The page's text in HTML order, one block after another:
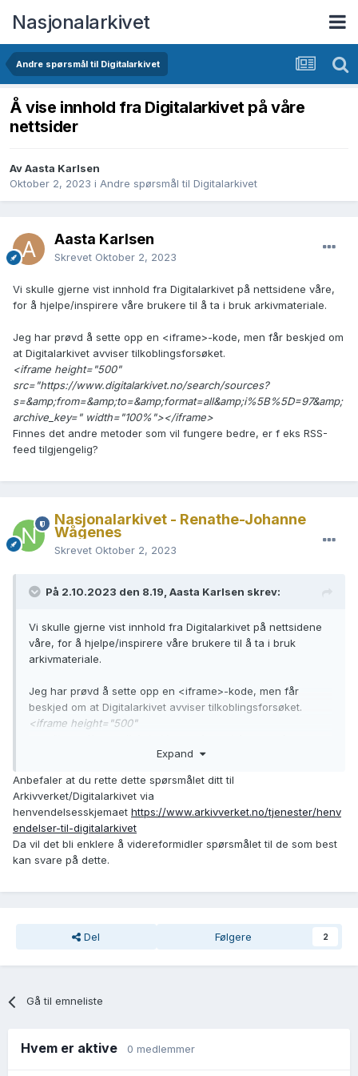
Nasjonalarkivet
Andre spørsmål til Digitalarkivet
Å vise innhold fra Digitalarkivet på våre
nettsider
Av Aasta Karlsen
Oktober 2, 2023 i Andre spørsmål til Digitalarkivet
Aasta Karlsen
Skrevet Oktober 2, 2023
Vi skulle gjerne vist innhold fra Digitalarkivet på nettsidene våre,
for å hjelpe/inspirere våre brukere til å ta i bruk arkivmateriale.
Jeg har prøvd å sette opp en <iframe>-kode, men får beskjed om
at Digitalarkivet avviser tilkoblingsforsøket.
<iframe height="500"
src="https://www.digitalarkivet.no/search/sources?
s=&amp;from=&amp;to=&amp;format=all&amp;i%5B%5D=97&amp;
archive_key=" width="100%"></iframe>
Finnes det andre metoder som vil fungere bedre, er f eks RSS-
feed tilgjengelig?
Nasjonalarkivet - Renathe-Johanne
Wågenes
Skrevet Oktober 2, 2023
På 2.10.2023 den 8.19, Aasta Karlsen skrev:
Vi skulle gjerne vist innhold fra Digitalarkivet på nettsidene
våre, for å hjelpe/inspirere våre brukere til å ta i bruk
arkivmateriale.
Jeg har prøvd å sette opp en <iframe>-kode, men får
beskjed om at Digitalarkivet avviser tilkoblingsforsøket.
<iframe height="500"
s=&amp;from=&amp;to=&amp;format=all&amp;i%5B%5D=97
Finnes det andre metoder som vil fungere bedre, er f eks
RSS-feed tilgjengelig?
Expand
Anbefaler at du rette dette spørsmålet ditt til
Arkivverket/Digitalarkivet via
henvendelsesskjemaet https://www.arkivverket.no/tjenester/henv
endelser-til-digitalarkivet
Da vil det bli enklere å videreformidler spørsmålet til de som best
kan svare på dette.
Del Følgere 2
Gå til emneliste
Hvem er aktive 0 medlemmer